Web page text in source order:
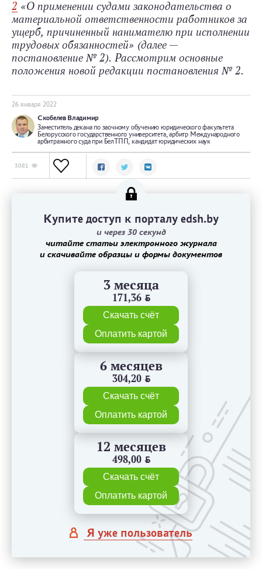
2 «О применении судами законодательства о
материальной ответственности работников за
ущерб, причиненный нанимателю при исполнении
трудовых обязанностей» (далее —
постановление № 2). Рассмотрим основные
положения новой редакции постановления № 2.
26 января 2022
Скобелев Владимир
Заместитель декана по заочному обучению юридического факультета
Белорусского государственного университета, арбитр Международного
арбитражного суда при БелТПП, кандидат юридических наук
3081
Купите доступ к порталу edsh.by
и через 30 секунд
читайте статьи электронного журнала
и скачивайте образцы и формы документов
3 месяца
171,36 BYN
Скачать счёт
Оплатить картой
6 месяцев
304,20 BYN
Скачать счёт
Оплатить картой
12 месяцев
498,00 BYN
Скачать счёт
Оплатить картой
Я уже пользователь